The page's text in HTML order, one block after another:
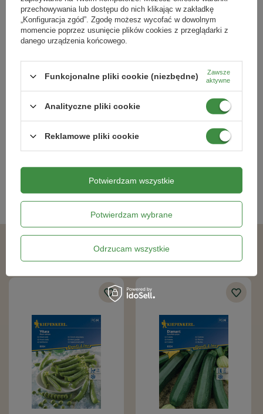
Kiepenkerl
Kategorie powiązane
Nasiona warzyw,
przechowywania lub dostępu do nich klikając w zakładkę
„Konfiguracja zgód”. Zgodę możesz wycofać w dowolnym
momencie poprzez usunięcie plików cookies z przeglądarki z
danego urządzenia końcowego.
Funkcjonalne pliki cookie (niezbędne)
Zawsze
aktywne
Analityczne pliki cookie
Reklamowe pliki cookie
Potwierdzam wybrane
Odrzucam wszystkie
Potwierdzam wszystkie